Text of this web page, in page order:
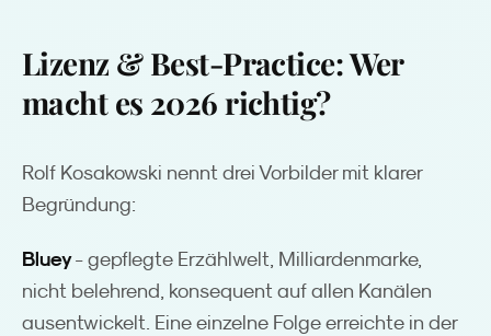
Lizenz & Best-Practice: Wer
macht es 2026 richtig?
Rolf Kosakowski nennt drei Vorbilder mit klarer
Begründung:
Bluey- gepflegte Erzählwelt, Milliardenmarke,
nicht belehrend, konsequent auf allen Kanälen
ausentwickelt. Eine einzelne Folge erreichte in der